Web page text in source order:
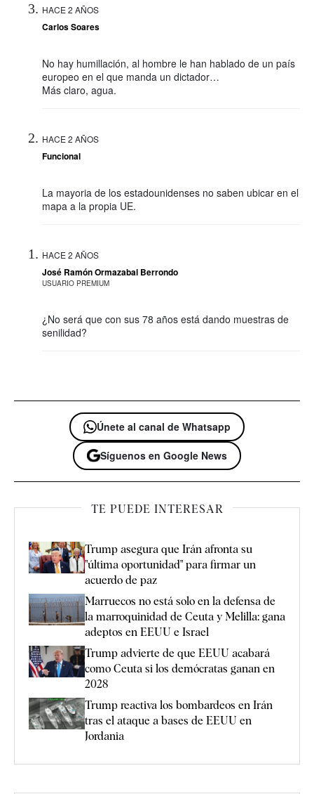
HACE 2 AÑOS
Carlos Soares
No hay humillación, al hombre le han hablado de un país
europeo en el que manda un dictador…
Más claro, agua.
HACE 2 AÑOS
Funcional
La mayoria de los estadounidenses no saben ubicar en el
mapa a la propia UE.
HACE 2 AÑOS
José Ramón Ormazabal Berrondo
USUARIO PREMIUM
¿No será que con sus 78 años está dando muestras de
senilidad?
Únete al canal de Whatsapp
Síguenos en Google News
TE PUEDE INTERESAR
Trump asegura que Irán afronta su
"última oportunidad" para firmar un
acuerdo de paz
Marruecos no está solo en la defensa de
la marroquinidad de Ceuta y Melilla: gana
adeptos en EEUU e Israel
Trump advierte de que EEUU acabará
como Ceuta si los demócratas ganan en
2028
Trump reactiva los bombardeos en Irán
tras el ataque a bases de EEUU en
Jordania